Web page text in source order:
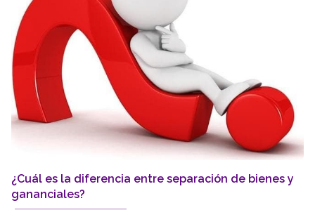
¿Cuál es la diferencia entre separación de bienes y
gananciales?